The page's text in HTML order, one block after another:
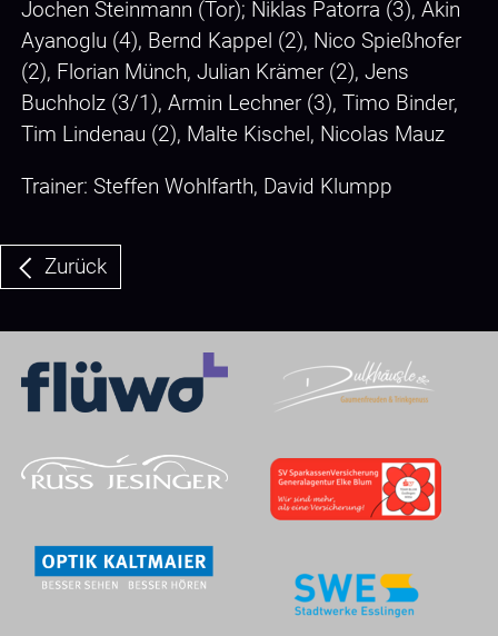
Jochen Steinmann (Tor); Niklas Patorra (3), Akin
Ayanoglu (4), Bernd Kappel (2), Nico Spießhofer
(2), Florian Münch, Julian Krämer (2), Jens
Buchholz (3/1), Armin Lechner (3), Timo Binder,
Tim Lindenau (2), Malte Kischel, Nicolas Mauz
Trainer: Steffen Wohlfarth, David Klumpp
Zurück